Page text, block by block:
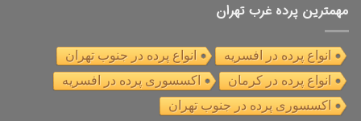
مهمترین پرده غرب تهران
انواع پرده در افسریه
انواع پرده در جنوب تهران
انواع پرده در کرمان
اکسسوری پرده در افسریه
اکسسوری پرده در جنوب تهران